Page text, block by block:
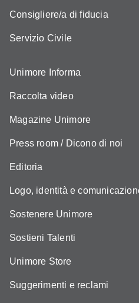
Consigliere/a di fiducia
Servizio Civile
Unimore Informa
Raccolta video
Magazine Unimore
Press room / Dicono di noi
Editoria
Logo, identità e
Sostenere Unimore
Sostieni Talenti
Unimore Store
Suggerimenti e reclami